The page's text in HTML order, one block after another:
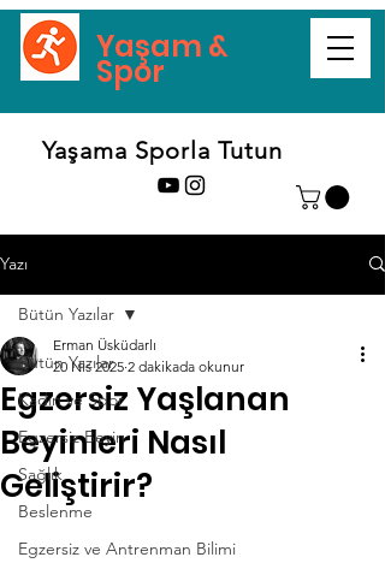
Yaşam &
Spor
Yaşama Sporla Tutun
Yazı
Bütün Yazılar
Kadın ve Spor
Egzersiz Beyin
Sağlık
Beslenme
Egzersiz ve Antrenman Bilimi
Bütün Yazılar
Egzersiz Yaşlanan
Beyinleri Nasıl
Geliştirir?
Erman Üsküdarlı
20 Nis 2025 2 dakikada okunur